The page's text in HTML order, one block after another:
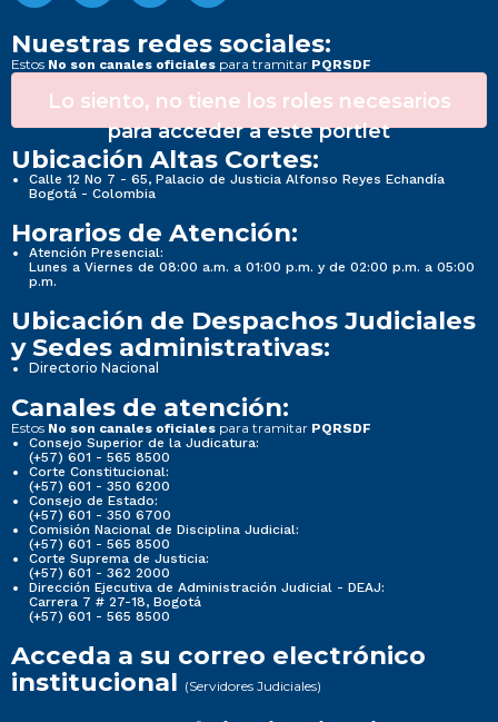
Nuestras redes sociales:
Estos No son canales oficiales para tramitar PQRSDF
Lo siento, no tiene los roles necesarios
para acceder a este portlet
Ubicación Altas Cortes:
Calle 12 No 7 - 65, Palacio de Justicia Alfonso Reyes Echandía
Bogotá - Colombia
Horarios de Atención:
Atención Presencial:
Lunes a Viernes de 08:00 a.m. a 01:00 p.m. y de 02:00 p.m. a 05:00
p.m.
Ubicación de Despachos Judiciales
y Sedes administrativas:
Directorio Nacional
Canales de atención:
Estos No son canales oficiales para tramitar PQRSDF
Consejo Superior de la Judicatura:
(+57) 601 - 565 8500
Corte Constitucional:
(+57) 601 - 350 6200
Consejo de Estado:
(+57) 601 - 350 6700
Comisión Nacional de Disciplina Judicial:
(+57) 601 - 565 8500
Corte Suprema de Justicia:
(+57) 601 - 362 2000
Dirección Ejecutiva de Administración Judicial - DEAJ:
Carrera 7 # 27-18, Bogotá
(+57) 601 - 565 8500
Acceda a su correo electrónico
institucional (Servidores Judiciales)